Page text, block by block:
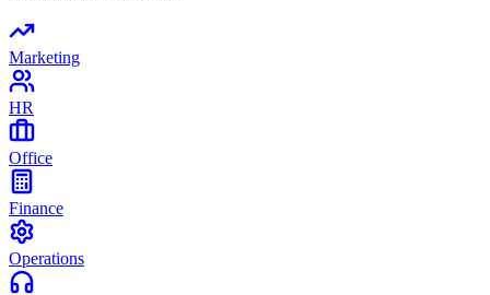
Marketing
HR
Office
Finance
Operations